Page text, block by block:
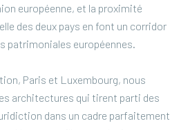
européenne, et la proximité
des deux pays en font un corridor
patrimoniales européennes.
Paris et Luxembourg, nous
architectures qui tirent parti des
dans un cadre parfaitement